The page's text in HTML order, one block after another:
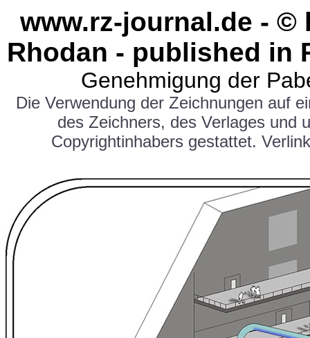
www.rz-journal.de - ©
Rhodan - published in
Genehmigung der
Die Verwendung der Zeichnungen auf
des Zeichners, des Verlages und
Copyrightinhabers gestattet.